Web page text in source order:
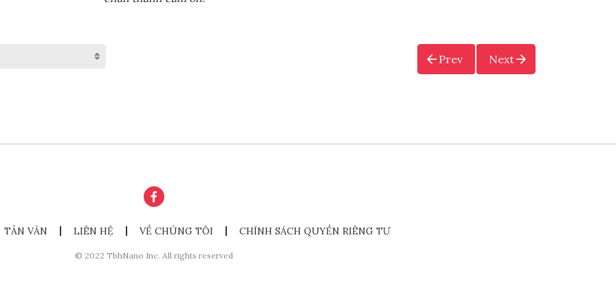
Prev Next
TẢN VĂN LIÊN HỆ VỀ CHÚNG TÔI CHÍNH SÁCH QUYỀN RIÊNG TƯ
© 2022 TbhNano Inc. All rights reserved